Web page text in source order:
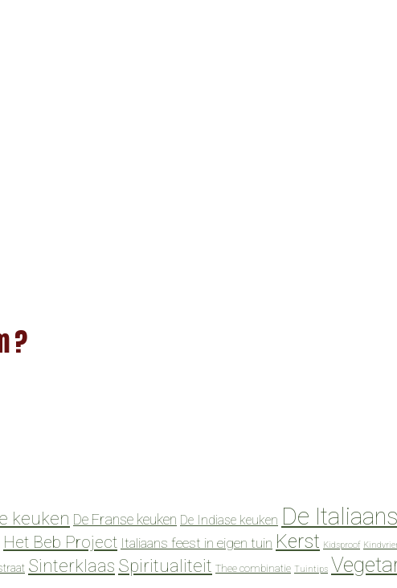
keuken De Franse keuken De Indiase keuken De
Het Beb Project Italiaans feest in eigen tuin Kerst Kidsproof
Sinterklaas Spiritualiteit Thee combinatie Tuintips